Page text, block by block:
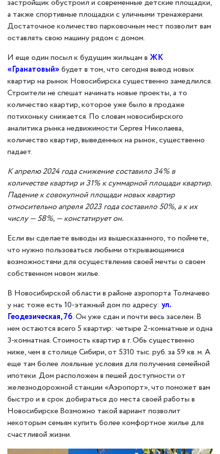
застройщик обустроил и современные детские площадки,
а также спортивные площадки с уличными тренажерами.
Достаточное количество парковочным мест позволит вам
оставлять свою машину рядом с домом.
И еще один посыл к будущим жильцам в ЖК
«Гранатовый»будет в том, что сегодня вывод новых
квартир на рынок Новосибирска существенно замедлился.
Строители не спешат начинать новые проекты, а то
количество квартир, которое уже было в продаже
потихоньку снижается. По словам новосибирского
аналитика рынка недвижимости Сергея Николаева,
количество квартир, выведенных на рынок, существенно
падает.
К апрелю 2024 года снижение составило 34% в
количестве квартир и 31% к суммарной площади квартир.
Падение к совокупной площади новых квартир
относительно апреля 2023 года составило 50%, а к их
числу — 58%, — констатирует он.
Если вы сделаете выводы из вышесказанного, то поймете,
что нужно пользоваться любыми открывающимися
возможностями для осуществления своей мечты о своем
собственном новом жилье.
В Новосибирской области в районе аэропорта Толмачево
у нас тоже есть 10-этажный дом по адресу: ул.
Геодезическая, 76. Он уже сдан и почти весь заселен. В
нем остаются всего 5 квартир: четыре 2-комнатные и одна
3-комнатная. Стоимость квартир в г. Обь существенно
ниже, чем в столице Сибири, от 5310 тыс. руб. за 59 кв. м. А
еще там более лояльные условия для получения семейной
ипотеки. Дом расположен в пешей доступности от
железнодорожной станции «Аэропорт», что поможет вам
быстро и в срок добираться до места своей работы в
Новосибирске.Возможно такой вариант позволит
некоторым семьям купить более комфортное жилье для
счастливой жизни.